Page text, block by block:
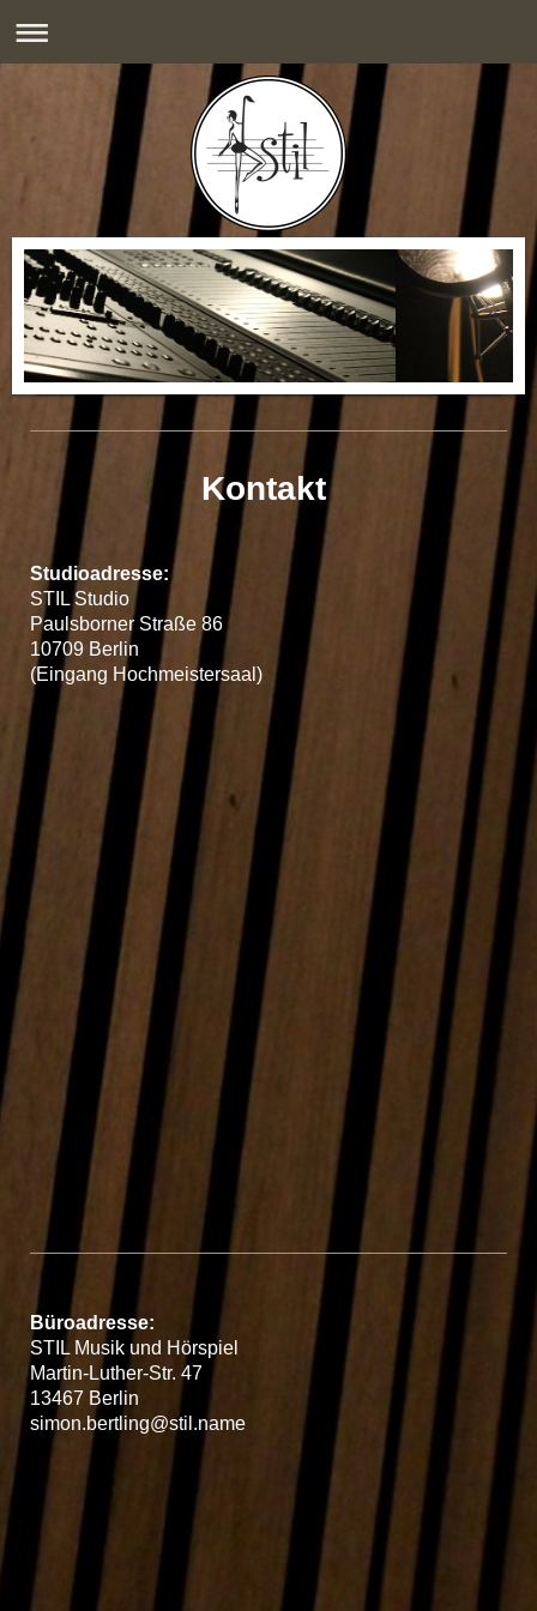
Kontakt
Studioadresse:
STIL Studio
Paulsborner Straße 86
10709 Berlin
(Eingang Hochmeistersaal)
Büroadresse:
STIL Musik und Hörspiel
Martin-Luther-Str. 47
13467 Berlin
simon.bertling@stil.name